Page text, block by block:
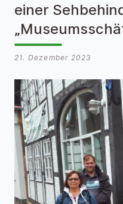
einer
21. Dezember 2023